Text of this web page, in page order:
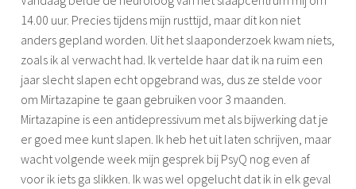
d
j
u
o
n
e
14.00 uur. Precies tijdens mijn rusttijd, maar dit kon niet
anders gepland worden. Uit het slaaponderzoek kwam niets,
zoals ik al verwacht had. Ik vertelde haar dat ik na ruim een
jaar slecht slapen echt opgebrand was, dus ze stelde voor
om Mirtazapine te gaan gebruiken voor 3 maanden.
Mirtazapine is een antidepressivum met als bijwerking dat je
er goed mee kunt slapen. Ik heb het uit laten schrijven, maar
wacht volgende week mijn gesprek bij PsyQ nog even af
voor ik iets ga slikken. Ik was wel opgelucht dat ik in elk geval